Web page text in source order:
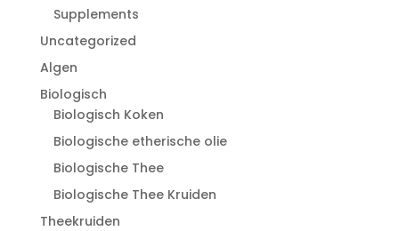
Supplements
Uncategorized
Algen
Biologisch
Biologisch Koken
Biologische etherische olie
Biologische Thee
Biologische Thee Kruiden
Theekruiden